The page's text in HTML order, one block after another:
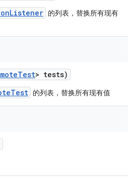
的列表，替换所有现有
Test> tests)
的列表，替换所有现有值